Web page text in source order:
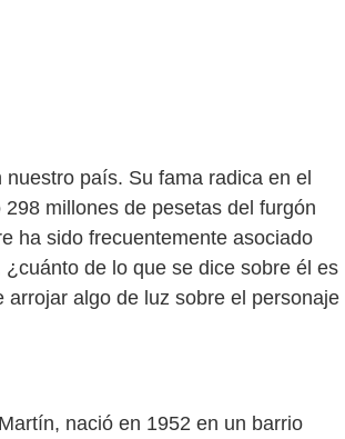
país. Su fama radica en el
millones de pesetas del furgón
ha sido frecuentemente asociado
de lo que se dice sobre él es
algo de luz sobre el personaje
nació en 1952 en un barrio